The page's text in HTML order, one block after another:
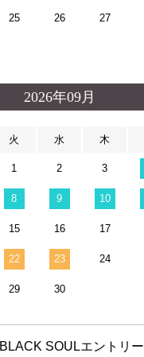
25 26 27
2026年09月
火 水 木
1 2 3
8 9 10
15 16 17
22 23 24
29 30
BLACK SOULエントリー